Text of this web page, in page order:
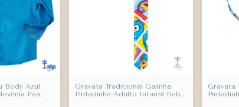
Body Azul
Poá
Gravata Tradicional Galinha
Pintadinha Adulto Infantil Bebê
Gravata